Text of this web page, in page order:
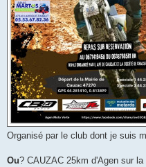
Organisé par le club dont je suis
Ou? CAUZAC 25km d'Agen sur la